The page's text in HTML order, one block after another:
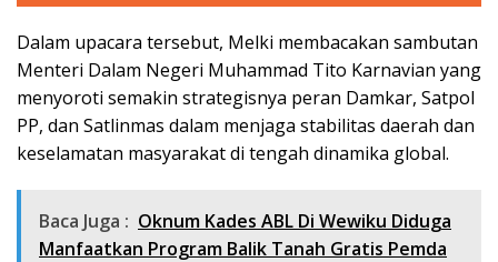
Dalam upacara tersebut, Melki membacakan sambutan
Menteri Dalam Negeri Muhammad Tito Karnavian yang
menyoroti semakin strategisnya peran Damkar, Satpol
PP, dan Satlinmas dalam menjaga stabilitas daerah dan
keselamatan masyarakat di tengah dinamika global.
Baca Juga : Oknum Kades ABL Di Wewiku Diduga
Manfaatkan Program Balik Tanah Gratis Pemda